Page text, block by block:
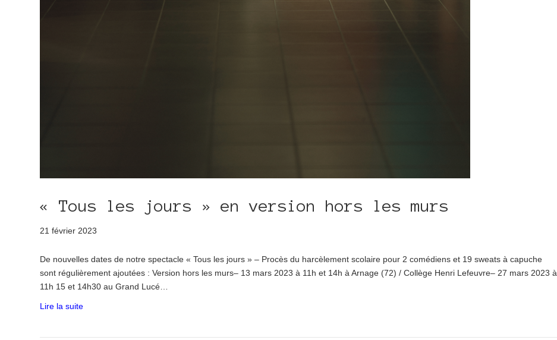
« Tous les jours » en version hors les murs
21 février 2023
De nouvelles dates de notre spectacle « Tous les jours » – Procès du harcèlement scolaire pour 2 comédiens et 19 sweats à capuche
sont régulièrement ajoutées : Version hors les murs– 13 mars 2023 à 11h et 14h à Arnage (72) / Collège Henri Lefeuvre– 27 mars 2023 à
11h 15 et 14h30 au Grand Lucé…
Lire la suite